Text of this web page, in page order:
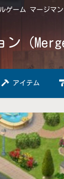
ゲーム マージマ
ン（
アイテム